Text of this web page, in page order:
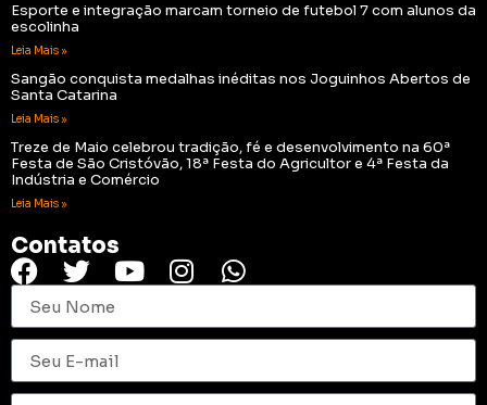
Esporte e integração marcam torneio de futebol 7 com alunos da
escolinha
Leia Mais »
Sangão conquista medalhas inéditas nos Joguinhos Abertos de
Santa Catarina
Leia Mais »
Treze de Maio celebrou tradição, fé e desenvolvimento na 60ª
Festa de São Cristóvão, 18ª Festa do Agricultor e 4ª Festa da
Indústria e Comércio
Leia Mais »
Contatos